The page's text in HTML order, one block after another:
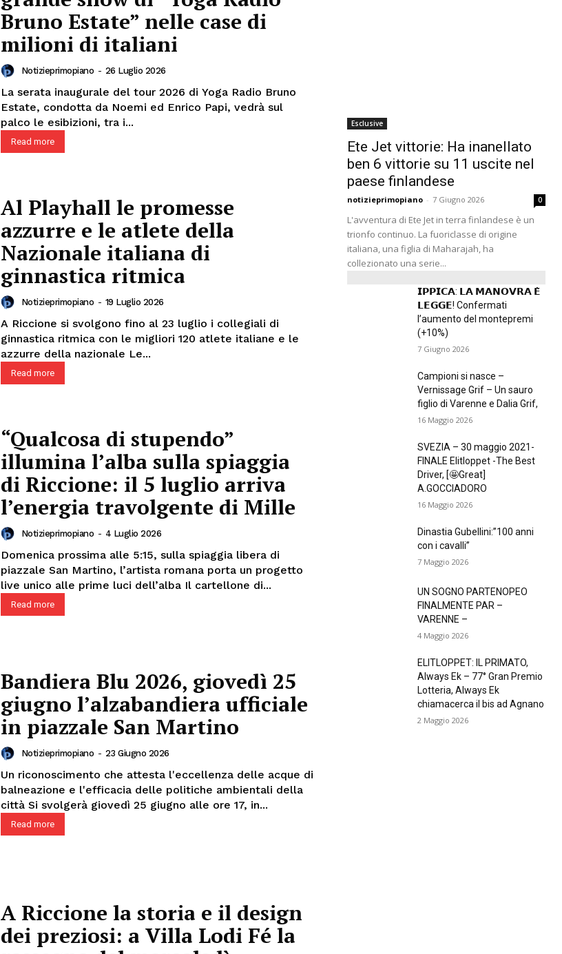
Menu
Bruno Estate” nelle case di
milioni di italiani
Notizieprimopiano - 26 Luglio 2026
La serata inaugurale del tour 2026 di Yoga Radio Bruno
Estate, condotta da Noemi ed Enrico Papi, vedrà sul
palco le esibizioni, tra i...
Read more
Al Playhall le promesse
azzurre e le atlete della
Nazionale italiana di
ginnastica ritmica
Notizieprimopiano - 19 Luglio 2026
A Riccione si svolgono fino al 23 luglio i collegiali di
ginnastica ritmica con le migliori 120 atlete italiane e le
azzurre della nazionale Le...
Read more
“Qualcosa di stupendo”
illumina l’alba sulla spiaggia
di Riccione: il 5 luglio arriva
l’energia travolgente di Mille
Notizieprimopiano - 4 Luglio 2026
Domenica prossima alle 5:15, sulla spiaggia libera di
piazzale San Martino, l’artista romana porta un progetto
live unico alle prime luci dell’alba Il cartellone di...
Read more
Bandiera Blu 2026, giovedì 25
giugno l’alzabandiera ufficiale
in piazzale San Martino
Notizieprimopiano - 23 Giugno 2026
Un riconoscimento che attesta l'eccellenza delle acque di
balneazione e l'efficacia delle politiche ambientali della
città Si svolgerà giovedì 25 giugno alle ore 17, in...
Read more
A Riccione la storia e il design
dei preziosi: a Villa Lodi Fé la
Esclusive
Ete Jet vittorie: Ha inanellato
ben 6 vittorie su 11 uscite nel
paese finlandese
notizieprimopiano - 7 Giugno 2026 0
L'avventura di Ete Jet in terra finlandese è un
trionfo continuo. La fuoriclasse di origine
italiana, una figlia di Maharajah, ha
collezionato una serie...
𝗜𝗣𝗣𝗜𝗖𝗔: 𝗟𝗔 𝗠𝗔𝗡𝗢𝗩𝗥𝗔 𝗘̀
𝗟𝗘𝗚𝗚𝗘! Confermati
l’aumento del montepremi
(+10%)
7 Giugno 2026
Campioni si nasce –
Vernissage Grif – Un sauro
figlio di Varenne e Dalia Grif,
16 Maggio 2026
SVEZIA – 30 maggio 2021-
FINALE Elitloppet -The Best
Driver, [🤩Great]
A.GOCCIADORO
16 Maggio 2026
Dinastia Gubellini:”100 anni
con i cavalli”
7 Maggio 2026
UN SOGNO PARTENOPEO
FINALMENTE PAR –
VARENNE –
4 Maggio 2026
ELITLOPPET: IL PRIMATO,
Always Ek – 77° Gran Premio
Lotteria, Always Ek
chiamacerca il bis ad Agnano
2 Maggio 2026